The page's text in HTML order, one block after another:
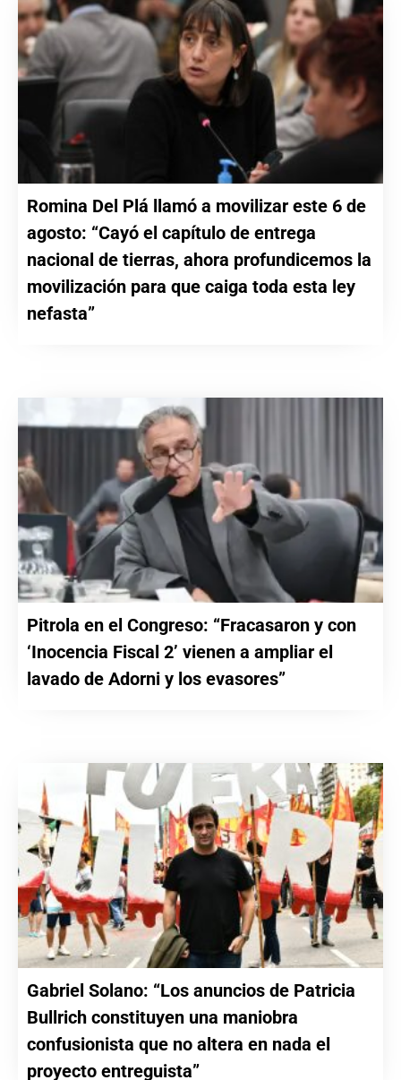
Romina Del Plá llamó a movilizar este 6 de
agosto: “Cayó el capítulo de entrega
nacional de tierras, ahora profundicemos la
movilización para que caiga toda esta ley
nefasta”
Pitrola en el Congreso: “Fracasaron y con
‘Inocencia Fiscal 2’ vienen a ampliar el
lavado de Adorni y los evasores”
Gabriel Solano: “Los anuncios de Patricia
Bullrich constituyen una maniobra
confusionista que no altera en nada el
proyecto entreguista”